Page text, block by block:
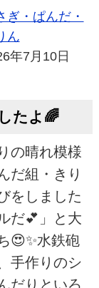
ぎ・ぱんだ・
ん
年7月10日
たよ🌈
の晴れ模様
だ組・きり
をしました
だ💕」と大
😍✨水鉄砲
手作りのシ
だりといろ